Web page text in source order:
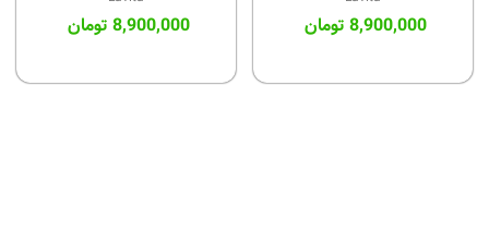
8,900,000 تومان 8,900,000 تومان